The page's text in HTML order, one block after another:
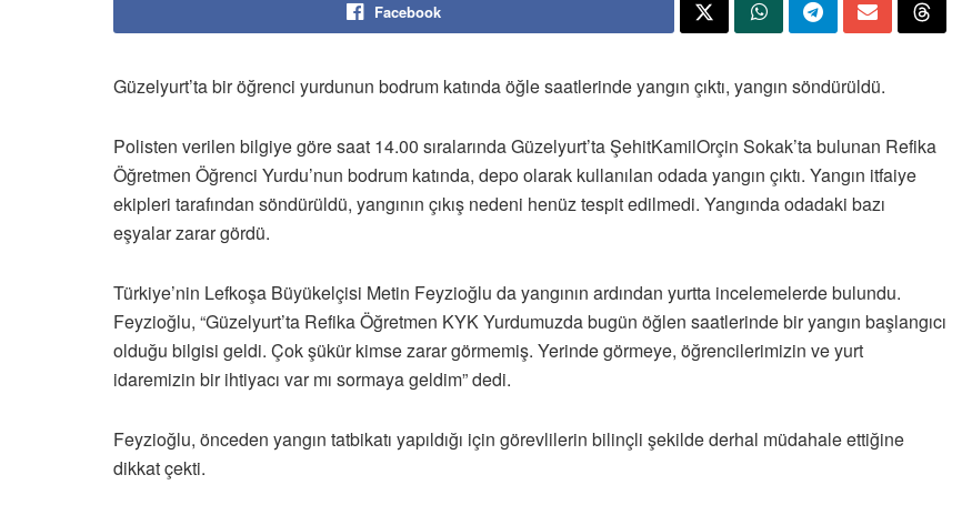
Facebook
Güzelyurt’ta bir öğrenci yurdunun bodrum katında öğle saatlerinde yangın çıktı, yangın söndürüldü.
Polisten verilen bilgiye göre saat 14.00 sıralarında Güzelyurt’ta ŞehitKamilOrçin Sokak’ta bulunan Refika
Öğretmen Öğrenci Yurdu’nun bodrum katında, depo olarak kullanılan odada yangın çıktı. Yangın itfaiye
ekipleri tarafından söndürüldü, yangının çıkış nedeni henüz tespit edilmedi. Yangında odadaki bazı
eşyalar zarar gördü.
Türkiye’nin Lefkoşa Büyükelçisi Metin Feyzioğlu da yangının ardından yurtta incelemelerde bulundu.
Feyzioğlu, “Güzelyurt’ta Refika Öğretmen KYK Yurdumuzda bugün öğlen saatlerinde bir yangın başlangıcı
olduğu bilgisi geldi. Çok şükür kimse zarar görmemiş. Yerinde görmeye, öğrencilerimizin ve yurt
idaremizin bir ihtiyacı var mı sormaya geldim” dedi.
Feyzioğlu, önceden yangın tatbikatı yapıldığı için görevlilerin bilinçli şekilde derhal müdahale ettiğine
dikkat çekti.